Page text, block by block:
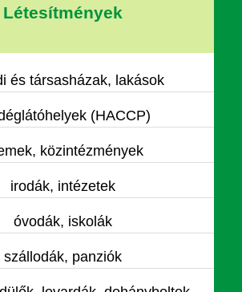
Létesítmények
és társasházak, lakások
(HACCP)
közintézmények
irodák, intézetek
óvodák, iskolák
szállodák, panziók